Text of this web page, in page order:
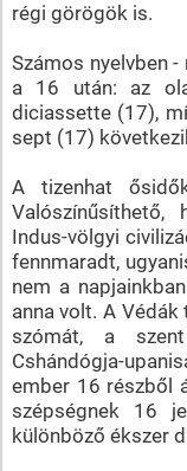
régi görögök is.
Számos nyelvben
a 16 után: az
diciassette (17),
sept (17)
A tizenhat
Indus-völgyi
fennmaradt,
nem a
anna volt. A
szómát, a
Cshándógja-
ember 16 részből
szépségnek 16
különböző ékszer